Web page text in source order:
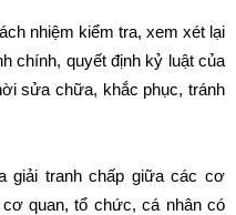
nhiệm kiểm tra, xem xét lại
chính, quyết định kỷ luật của
sửa chữa, khắc phục, tránh
giải tranh chấp giữa các cơ
quan, tổ chức, cá nhân có